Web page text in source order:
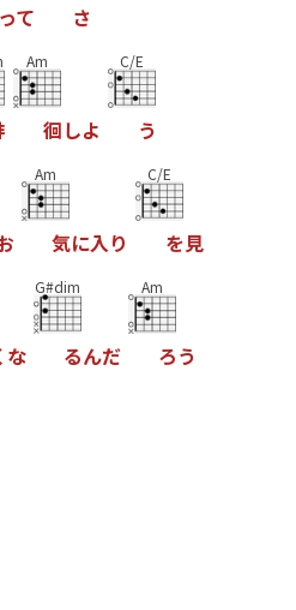
て さ
Am
徊しよ
C/E
う
Am
気に入り
C/E
を見
な
G#dim
るんだ
Am
ろう